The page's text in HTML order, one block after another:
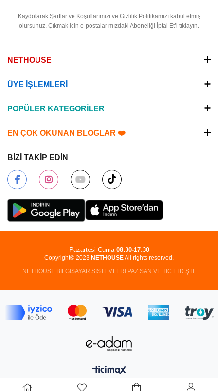
Kaydolarak Şartlar ve Koşullarımızı ve Gizlilik Politikamızı kabul etmiş
olursunuz. Çıkmak için e-postalarımızdaki Aboneliği İptal Et’i tıklayın.
NETHOUSE
ÜYE İŞLEMLERİ
POPÜLER KATEGORİLER
EN ÇOK OKUNAN BLOGLAR ❤️
BİZİ TAKİP EDİN
Copyright© 2023 NETHOUSEAll rights reserved.
NETHOUSE BİLGİSAYAR SİSTEMLERİ PAZ.SAN.VE TİC.LTD.ŞTİ.
Pazartesi-Cuma 08:30-17:30